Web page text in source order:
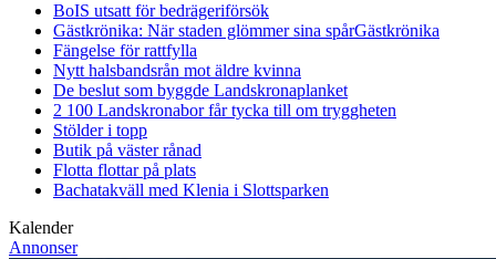
BoIS utsatt för bedrägeriförsök
Gästkrönika: När staden glömmer sina spårGästkrönika
Fängelse för rattfylla
Nytt halsbandsrån mot äldre kvinna
De beslut som byggde Landskronaplanket
2 100 Landskronabor får tycka till om tryggheten
Stölder i topp
Butik på väster rånad
Flotta flottar på plats
Bachatakväll med Klenia i Slottsparken
Kalender
Annonser